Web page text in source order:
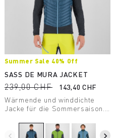
Summer Sale 40% Off
SASS DE MURA JACKET
239,00 CHF
143,40 CHF
Wärmende und winddichte
Jacke für die Sommersaison.
Konstruktion garantiert sie
optimalen Wetterschutz,
navigate_before navigate_next